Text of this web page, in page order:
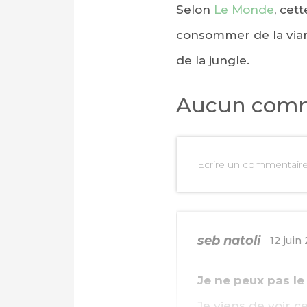
Selon Le Monde,
consommer de la
de la jungle.
Aucun
Ecrire un
seb natoli 12 juin
Je ne peux pas